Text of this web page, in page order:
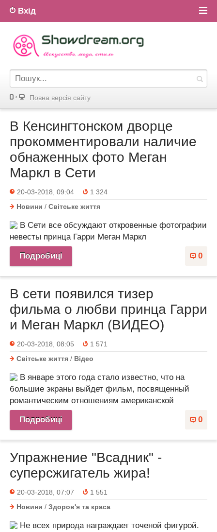
Вхід
Повна версiя сайту
В Кенсингтонском дворце
прокомментировали наличие
обнаженных фото Меган
Маркл в Сети
20-03-2018, 09:04
1 324
Новини / Світське життя
В Сети все обсуждают откровенные фотографии
невесты принца Гарри Меган Маркл
0
Подробиці
В сети появился тизер
фильма о любви принца Гарри
и Меган Маркл (ВИДЕО)
20-03-2018, 08:05
1 571
Світське життя / Відео
В январе этого года стало известно, что на
большие экраны выйдет фильм, посвященный
романтическим отношениям американской
0
Подробиці
Упражнение "Всадник" -
суперсжигатель жира!
20-03-2018, 07:07
1 551
Новини / Здоров'я та краса
Не всех природа награждает точеной фигурой.